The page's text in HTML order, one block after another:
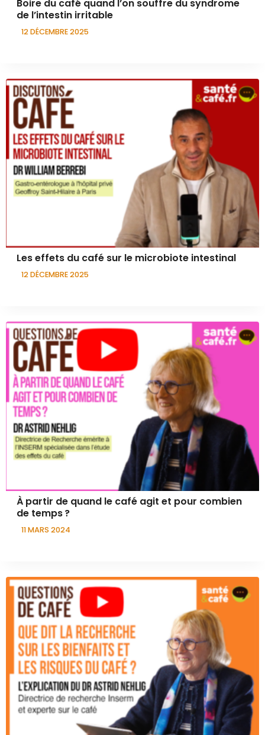
Boire du café quand l’on souffre du syndrome
de l’intestin irritable
12 DÉCEMBRE 2025
Les effets du café sur le microbiote intestinal
12 DÉCEMBRE 2025
À partir de quand le café agit et pour combien
de temps ?
11 MARS 2024